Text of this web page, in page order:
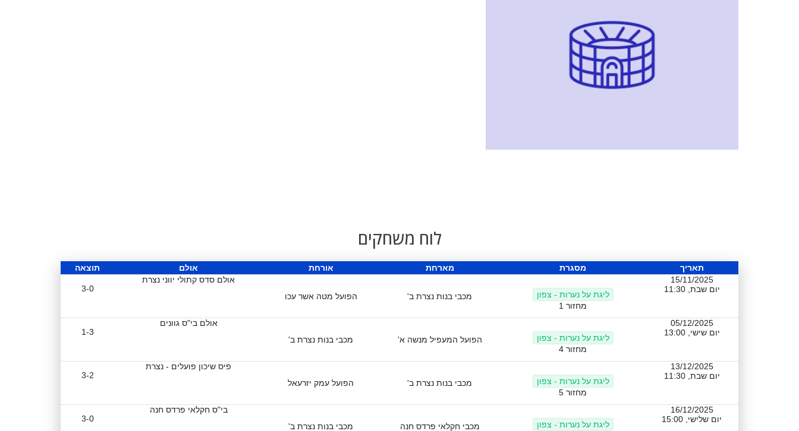
לוח משחקים
תאריך מסגרת מארחת אורחת אולם
תוצאה
15/11/2025
יום שבת, 11:30
ליגת על נערות - צפון
מחזור 1
מכבי בנות נצרת ב' הפועל מטה אשר עכו
אולם סדס קתולי יווני נצרת
3-0
05/12/2025
יום שישי, 13:00
ליגת על נערות - צפון
מחזור 4
הפועל המעפיל מנשה א' מכבי בנות נצרת ב'
אולם בי"ס גוונים
1-3
13/12/2025
יום שבת, 11:30
ליגת על נערות - צפון
מחזור 5
מכבי בנות נצרת ב' הפועל עמק יזרעאל
פיס שיכון פועלים - נצרת
3-2
16/12/2025
יום שלישי, 15:00
ליגת על נערות - צפון
מכבי חקלאי פרדס חנה מכבי בנות נצרת ב'
בי"ס חקלאי פרדס חנה
3-0